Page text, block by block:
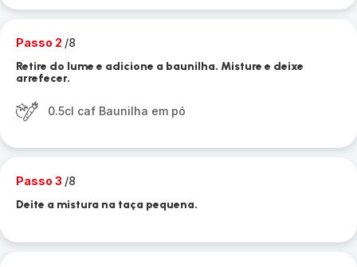
Passo 2 /8
Retire do lume e adicione a baunilha. Misture e deixe
arrefecer.
0.5cl caf Baunilha em pó
Passo 3 /8
Deite a mistura na taça pequena.